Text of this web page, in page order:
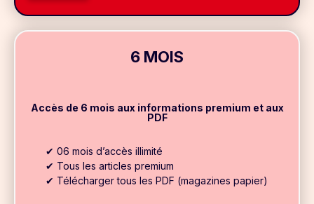
6 MOIS
Accès de 6 mois aux informations premium et aux
PDF
✔ 06 mois d’accès illimité
✔ Tous les articles premium
✔ Télécharger tous les PDF (magazines papier)